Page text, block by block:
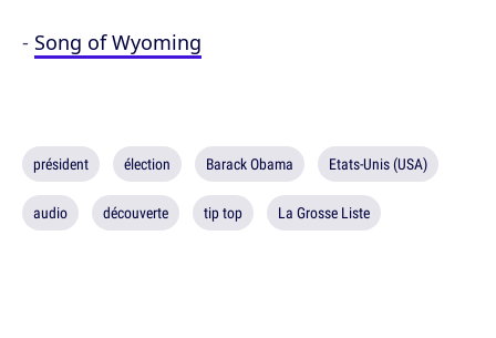
- Song of Wyoming
président élection Barack Obama Etats-Unis (USA)
audio découverte tip top La Grosse Liste